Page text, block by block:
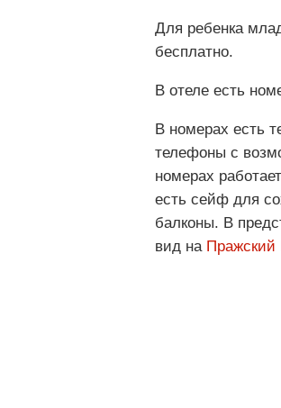
Для ребенка
бесплатно.
В отеле есть
В номерах есть
телефоны с
номерах
есть сейф для
балконы. В
вид на Пражский